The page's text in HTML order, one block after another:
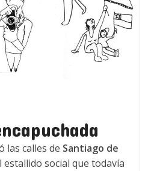
las calles de Santiago de
estallido social que todavía